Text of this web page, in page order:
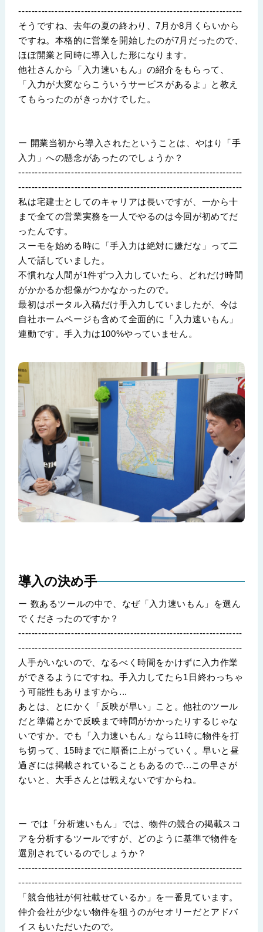
--------------------------------------------------------------------
そうですね、去年の夏の終わり、7月か8月くらいから
ですね。本格的に営業を開始したのが7月だったので、
ほぼ開業と同時に導入した形になります。
他社さんから「入力速いもん」の紹介をもらって、
「入力が大変ならこういうサービスがあるよ」と教え
てもらったのがきっかけでした。
ー 開業当初から導入されたということは、やはり「手
入力」への懸念があったのでしょうか？
--------------------------------------------------------------------
--------------------------------------------------------------------
私は宅建士としてのキャリアは長いですが、一から十
まで全ての営業実務を一人でやるのは今回が初めてだ
ったんです。
スーモを始める時に「手入力は絶対に嫌だな」って二
人で話していました。
不慣れな人間が1件ずつ入力していたら、どれだけ時間
がかかるか想像がつかなかったので。
最初はポータル入稿だけ手入力していましたが、今は
自社ホームページも含めて全面的に「入力速いもん」
連動です。手入力は100%やっていません。
導入の決め手
ー 数あるツールの中で、なぜ「入力速いもん」を選ん
でくださったのですか？
--------------------------------------------------------------------
--------------------------------------------------------------------
人手がいないので、なるべく時間をかけずに入力作業
ができるようにですね。手入力してたら1日終わっちゃ
う可能性もありますから...
あとは、とにかく「反映が早い」こと。他社のツール
だと準備とかで反映まで時間がかかったりするじゃな
いですか。でも「入力速いもん」なら11時に物件を打
ち切って、15時までに順番に上がっていく。早いと昼
過ぎには掲載されていることもあるので...この早さが
ないと、大手さんとは戦えないですからね。
ー では「分析速いもん」では、物件の競合の掲載スコ
アを分析するツールですが、どのように基準で物件を
選別されているのでしょうか？
--------------------------------------------------------------------
--------------------------------------------------------------------
「競合他社が何社載せているか」を一番見ています。
仲介会社が少ない物件を狙うのがセオリーだとアドバ
イスもいただいたので。